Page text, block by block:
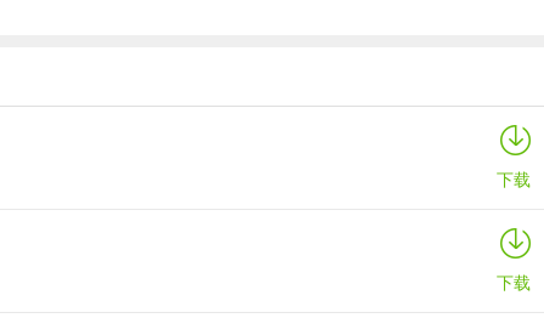
数码宝贝up手游
下载
下载